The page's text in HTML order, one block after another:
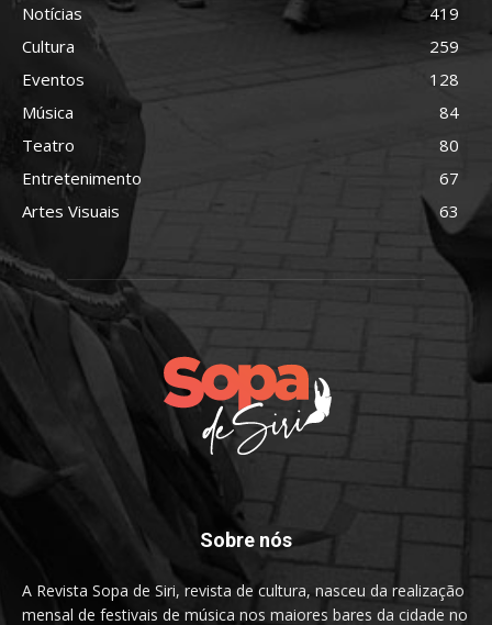
Notícias
419
Cultura
259
Eventos
128
Música
84
Teatro
80
Entretenimento
67
Artes Visuais
63
Sobre nós
A Revista Sopa de Siri, revista de cultura, nasceu da realização
mensal de festivais de música nos maiores bares da cidade no